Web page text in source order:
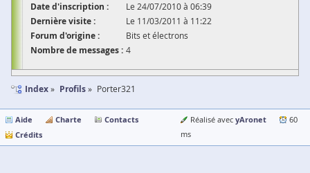
Date d'inscription : Le 24/07/2010 à 06:39
Dernière visite : Le 11/03/2011 à 11:22
Forum d'origine : Bits et électrons
Nombre de messages : 4
Index Profils Porter321
Aide Charte
Contacts
Crédits
Réalisé avec yAronet
60
ms